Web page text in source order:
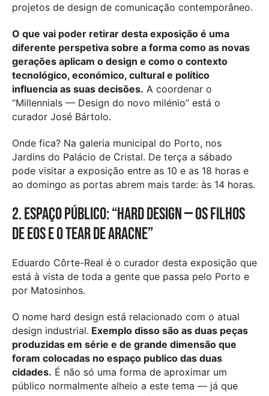
projetos de design de comunicação contemporâneo.
O que vai poder retirar desta exposição é uma
diferente perspetiva sobre a forma como as novas
gerações aplicam o design e como o contexto
tecnológico, económico, cultural e político
influencia as suas decisões. A coordenar o
“Millennials — Design do novo milénio” está o
curador José Bártolo.
Onde fica? Na galeria municipal do Porto, nos
Jardins do Palácio de Cristal. De terça a sábado
pode visitar a exposição entre as 10 e as 18 horas e
ao domingo as portas abrem mais tarde: às 14 horas.
2. Espaço público: “Hard design — os filhos
de Eos e o tear de Aracne”
Eduardo Côrte-Real é o curador desta exposição que
está à vista de toda a gente que passa pelo Porto e
por Matosinhos.
O nome hard design está relacionado com o atual
design industrial. Exemplo disso são as duas peças
produzidas em série e de grande dimensão que
foram colocadas no espaço publico das duas
cidades. É não só uma forma de aproximar um
público normalmente alheio a este tema — já que